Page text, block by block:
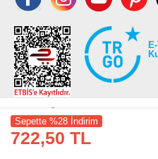
Sepette %28 İndirim
722,50 TL
©2026 Tüm